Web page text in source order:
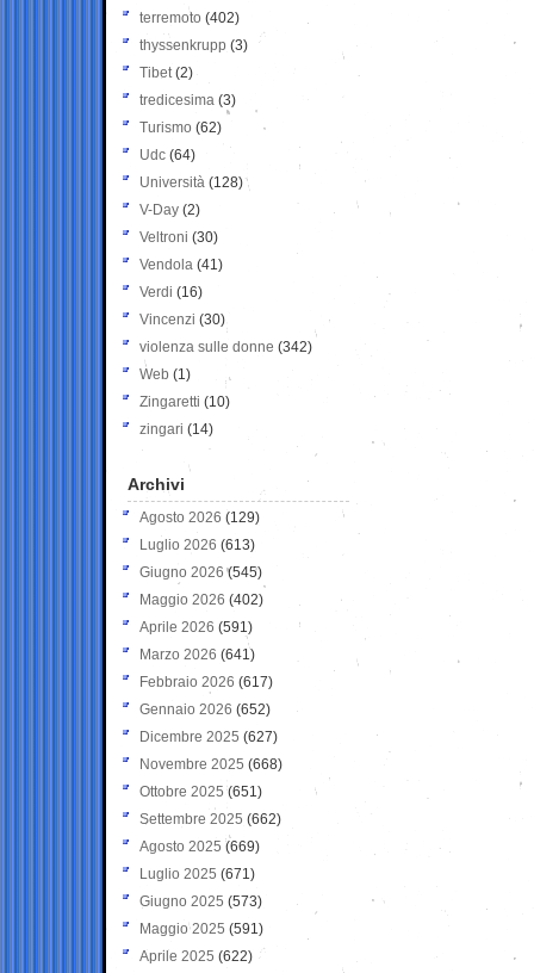
terremoto (402)
thyssenkrupp (3)
Tibet(2)
tredicesima (3)
Turismo (62)
Udc (64)
Università (128)
V-Day (2)
Veltroni (30)
Vendola (41)
Verdi (16)
Vincenzi (30)
violenza sulle donne (342)
Web (1)
Zingaretti (10)
zingari (14)
Archivi
Agosto 2026 (129)
Luglio 2026 (613)
Giugno 2026 (545)
Maggio 2026 (402)
Aprile 2026 (591)
Marzo 2026 (641)
Febbraio 2026 (617)
Gennaio 2026 (652)
Dicembre 2025 (627)
Novembre 2025 (668)
Ottobre 2025 (651)
Settembre 2025 (662)
Agosto 2025 (669)
Luglio 2025 (671)
Giugno 2025 (573)
Maggio 2025 (591)
Aprile 2025 (622)